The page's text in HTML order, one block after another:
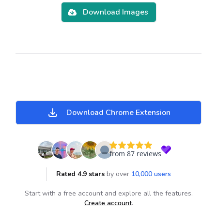
Download Images
Download Chrome Extension
from 87 reviews
Rated 4.9 stars by over 10,000 users
Start with a free account and explore all the features.
Create account.